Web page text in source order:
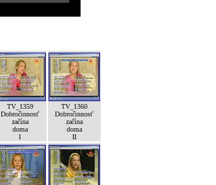
TV_1359
Dobročinnosť
začína
doma
I
TV_1360
Dobročinnosť
začína
doma
II